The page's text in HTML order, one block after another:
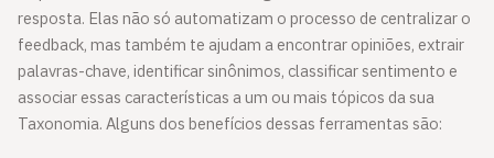
resposta. Elas não só automatizam o processo de centralizar o
feedback, mas também te ajudam a encontrar opiniões, extrair
palavras-chave, identificar sinônimos, classificar sentimento e
associar essas características a um ou mais tópicos da sua
Taxonomia. Alguns dos benefícios dessas ferramentas são: